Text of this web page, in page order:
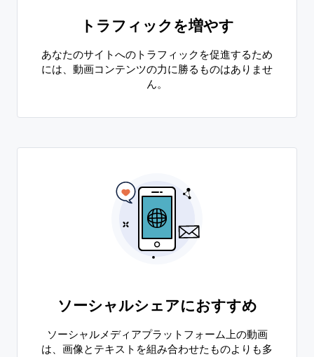
トラフィックを増やす
あなたのサイトへのトラフィックを促進するため
には、動画コンテンツの力に勝るものはありませ
ん。
ソーシャルシェアにおすすめ
ソーシャルメディアプラットフォーム上の動画
は、画像とテキストを組み合わせたものよりも多